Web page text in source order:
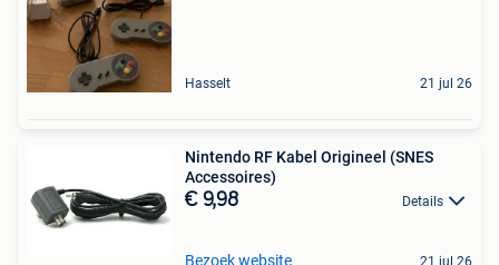
Hasselt 21 jul 26
Nintendo RF Kabel Origineel (SNES
Accessoires)
€ 9,98 Details
Bezoek website 21 jul 26